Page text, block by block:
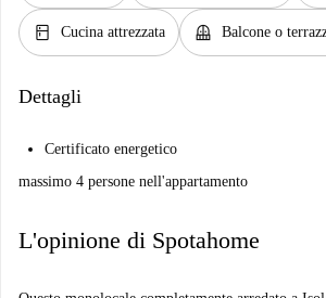
kitchen Cucina attrezzata balcony Balcone o
Dettagli
Certificato energetico
massimo 4 persone nell'appartamento
L'opinione di Spotahome